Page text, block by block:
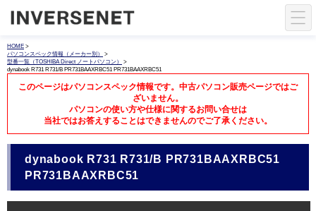
HOME >
パソコンスペック情報（メーカー別）
>
型番一覧（TOSHIBA Direct ノートパソコン）
>
dynabook R731 R731/B PR731BAAXRBC51 PR731BAAXRBC51
このページはパソコンスペック情報です。中古パソコン販売ページではご
ざいません。
パソコンの使い方や仕様に関するお問い合せは
当社ではお答えすることはできませんのでご了承ください。
dynabook R731 R731/B PR731BAAXRBC51
PR731BAAXRBC51